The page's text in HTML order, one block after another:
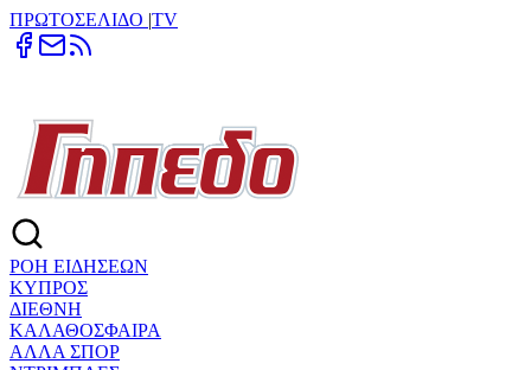
ΠΡΩΤΟΣΕΛΙΔΟ |TV
ΡΟΗ ΕΙΔΗΣΕΩΝ
ΚΥΠΡΟΣ
ΔΙΕΘΝΗ
ΚΑΛΑΘΟΣΦΑΙΡΑ
ΑΛΛΑ ΣΠΟΡ